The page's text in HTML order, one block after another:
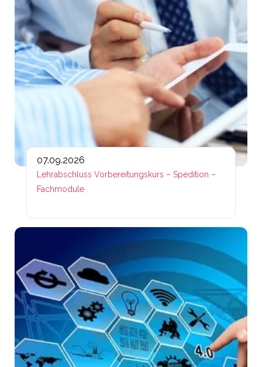
07.09.2026
Lehrabschluss Vorbereitungskurs – Spedition –
Fachmodule